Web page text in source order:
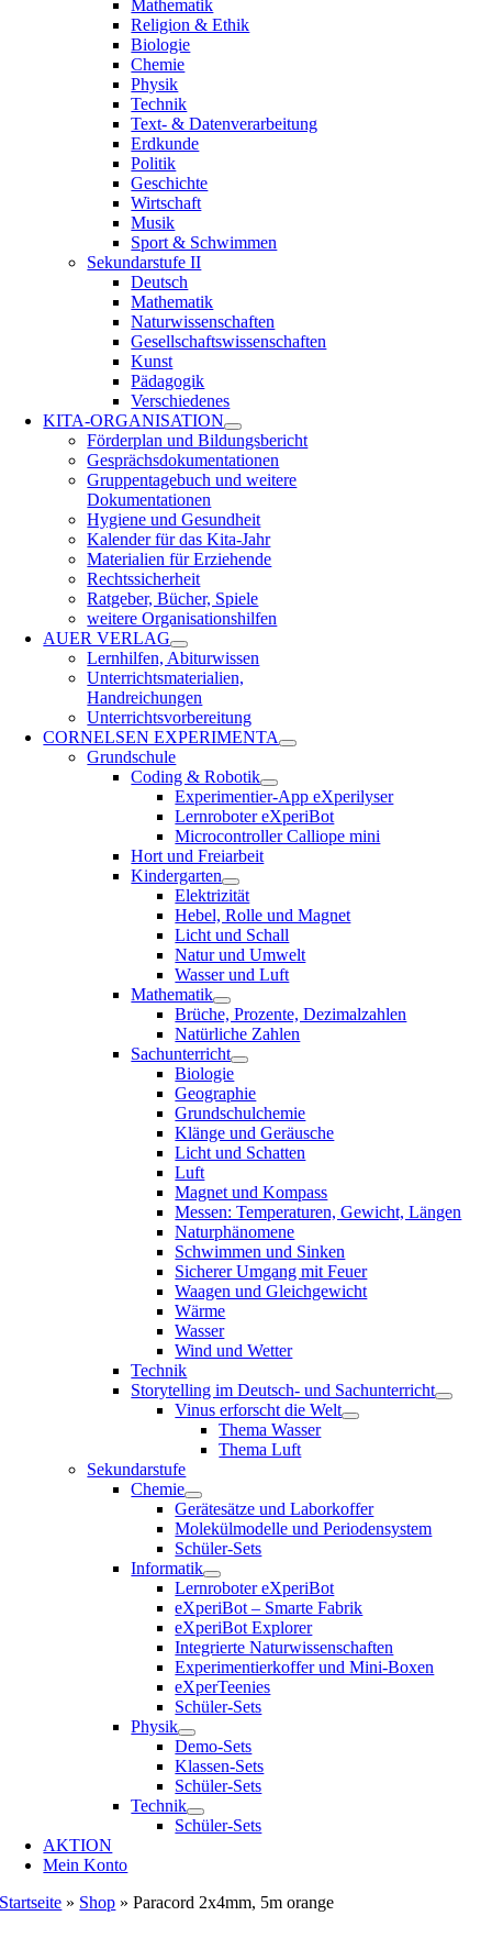
Mathematik
Religion & Ethik
Biologie
Chemie
Physik
Technik
Text- & Datenverarbeitung
Erdkunde
Politik
Geschichte
Wirtschaft
Musik
Sport & Schwimmen
Sekundarstufe II
Deutsch
Mathematik
Naturwissenschaften
Gesellschaftswissenschaften
Kunst
Pädagogik
Verschiedenes
KITA-ORGANISATION
Förderplan und Bildungsbericht
Gesprächsdokumentationen
Gruppentagebuch und weitere
Dokumentationen
Hygiene und Gesundheit
Kalender für das Kita-Jahr
Materialien für Erziehende
Rechtssicherheit
Ratgeber, Bücher, Spiele
weitere Organisationshilfen
AUER VERLAG
Lernhilfen, Abiturwissen
Unterrichtsmaterialien,
Handreichungen
Unterrichtsvorbereitung
CORNELSEN EXPERIMENTA
Grundschule
Coding & Robotik
Experimentier-App eXperilyser
Lernroboter eXperiBot
Microcontroller Calliope mini
Hort und Freiarbeit
Kindergarten
Elektrizität
Hebel, Rolle und Magnet
Licht und Schall
Natur und Umwelt
Wasser und Luft
Mathematik
Brüche, Prozente, Dezimalzahlen
Natürliche Zahlen
Sachunterricht
Biologie
Geographie
Grundschulchemie
Klänge und Geräusche
Licht und Schatten
Luft
Magnet und Kompass
Messen: Temperaturen, Gewicht, Längen
Naturphänomene
Schwimmen und Sinken
Sicherer Umgang mit Feuer
Waagen und Gleichgewicht
Wärme
Wasser
Wind und Wetter
Technik
Storytelling im Deutsch- und Sachunterricht
Vinus erforscht die Welt
Thema Wasser
Thema Luft
Sekundarstufe
Chemie
Gerätesätze und Laborkoffer
Molekülmodelle und Periodensystem
Schüler-Sets
Informatik
Lernroboter eXperiBot
eXperiBot – Smarte Fabrik
eXperiBot Explorer
Integrierte Naturwissenschaften
Experimentierkoffer und Mini-Boxen
eXperTeenies
Schüler-Sets
Physik
Demo-Sets
Klassen-Sets
Schüler-Sets
Technik
Schüler-Sets
AKTION
Mein Konto
Startseite » Shop »Paracord 2x4mm, 5m orange